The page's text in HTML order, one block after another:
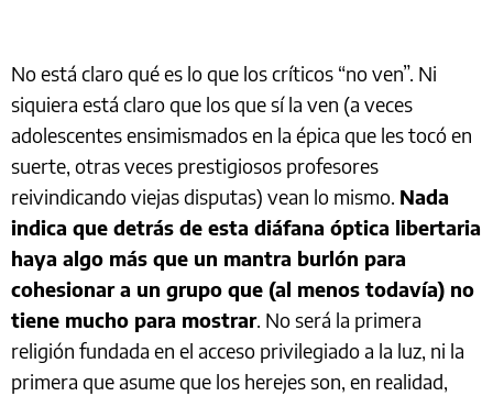
No está claro qué es lo que los críticos “no ven”. Ni
siquiera está claro que los que sí la ven (a veces
adolescentes ensimismados en la épica que les tocó en
suerte, otras veces prestigiosos profesores
reivindicando viejas disputas) vean lo mismo. Nada
indica que detrás de esta diáfana óptica libertaria
haya algo más que un mantra burlón para
cohesionar a un grupo que (al menos todavía) no
tiene mucho para mostrar. No será la primera
religión fundada en el acceso privilegiado a la luz, ni la
primera que asume que los herejes son, en realidad,